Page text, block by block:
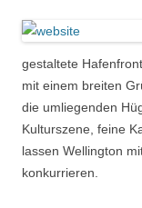
gestaltete
mit einem breiten
die umliegenden
Kulturszene, feine
lassen Wellington
konkurrieren.